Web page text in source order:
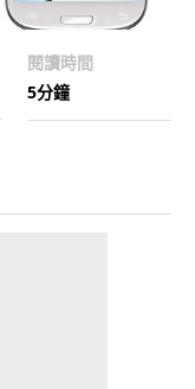
閱讀時間
5分鐘